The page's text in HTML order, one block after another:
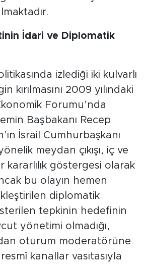
İdari ve Diplomatik
izlediği iki kulvarlı
kırılmasını 2009 yılındaki
Forumu’nda
Başbakanı Recep
İsrail Cumhurbaşkanı
meydan çıkışı, iç ve
kararlılık göstergesi olarak
bu olayın hemen
diplomatik
tepkinin hedefinin
yönetimi olmadığı,
oturum moderatörüne
kanallar vasıtasıyla